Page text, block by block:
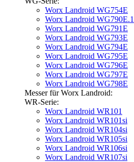
Worx Landroid WG754E
Worx Landroid WG790E.1
Worx Landroid WG791E
Worx Landroid WG793E
Worx Landroid WG794E
Worx Landroid WG795E
Worx Landroid WG796E
Worx Landroid WG797E
Worx Landroid WG798E
Messer für Worx Landroid:
WR-Serie:
Worx Landroid WR101
Worx Landroid WR101si
Worx Landroid WR104si
Worx Landroid WR105si
Worx Landroid WR106si
Worx Landroid WR107si